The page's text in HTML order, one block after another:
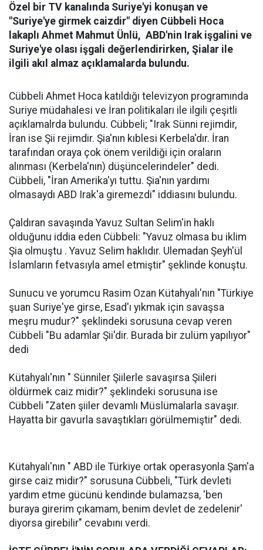
Özel bir TV kanalında Suriye'yi konuşan ve
"Suriye'ye girmek caizdir" diyen Cübbeli Hoca
lakaplı Ahmet Mahmut Ünlü, ABD'nin Irak işgalini ve
Suriye'ye olası işgali değerlendirirken, Şialar ile
ilgili akıl almaz açıklamalarda bulundu.
Cübbeli Ahmet Hoca katıldığı televizyon programında
Suriye müdahalesi ve İran politikaları ile ilgili çeşitli
açıklamalrda bulundu. Cübbeli; "Irak Sünni rejimdir,
İran ise Şii rejimdir. Şia'nın kıblesi Kerbela'dır. İran
tarafından oraya çok önem verildiği için oraların
alınması (Kerbela'nın) düşüncelerindeler" dedi.
Cübbeli, "İran Amerika'yı tuttu. Şia'nın yardımı
olmasaydı ABD Irak'a giremezdi" iddiasını bulundu.
Çaldıran savaşında Yavuz Sultan Selim'in haklı
olduğunu iddia eden Cübbeli: "Yavuz olmasa bu iklim
Şia olmuştu . Yavuz Selim haklıdır. Ulemadan Şeyh'ül
İslamların fetvasıyla amel etmiştir" şeklinde konuştu.
Sunucu ve yorumcu Rasim Ozan Kütahyalı'nın "Türkiye
şuan Suriye'ye girse, Esad'ı yıkmak için savaşsa
meşru mudur?" şeklindeki sorusuna cevap veren
Cübbeli "Bu adamlar Şii'dir. Burada bir zulüm yapılıyor"
dedi
Kütahyalı'nın " Sünniler Şiilerle savaşırsa Şiileri
öldürmek caiz midir?" şeklindeki sorusuna ise
Cübbeli "Zaten şiiler devamlı Müslümalarla savaşır.
Hayatta bir gavurla savaştıkları görülmemiştir" dedi.
Kütahyalı'nın " ABD ile Türkiye ortak operasyonla Şam'a
girse caiz midir?" sorusuna Cübbeli, "Türk devleti
yardım etme gücünü kendinde bulamazsa, 'ben
buraya girerim çıkamam, benim devlet de zedelenir'
diyorsa girebilir" cevabını verdi.